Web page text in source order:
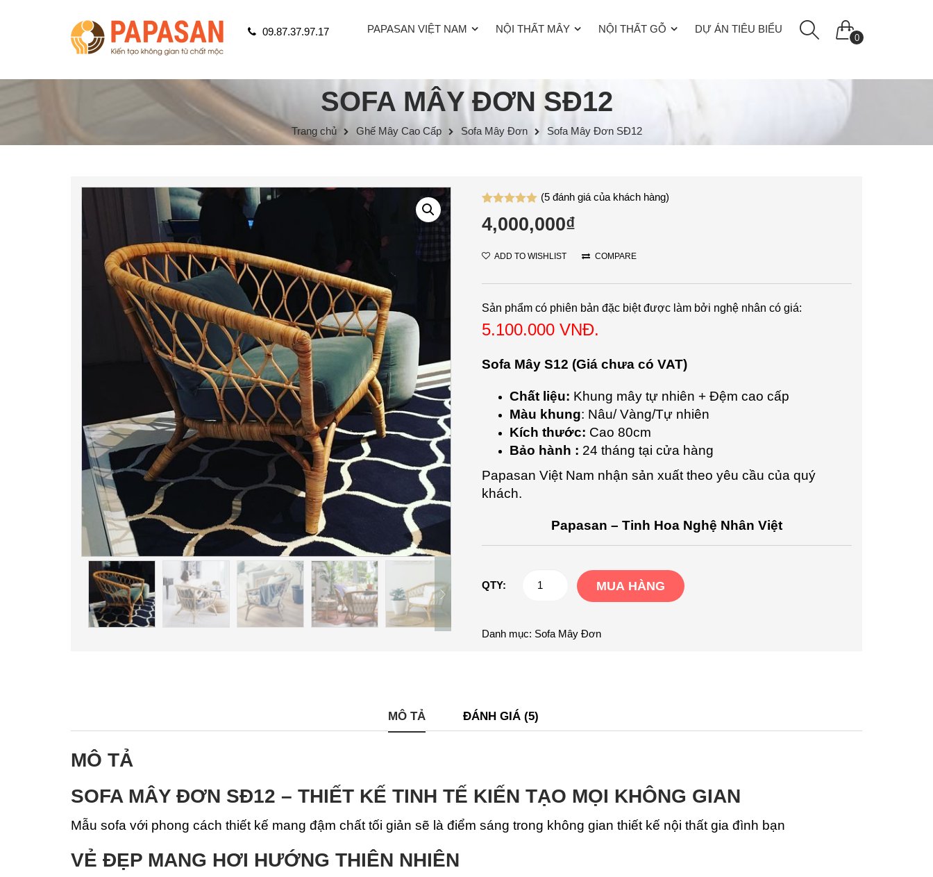
09.87.37.97.17
0
PAPASAN VIỆT NAM NỘI THẤT MÂY NỘI THẤT GỖ DỰ ÁN TIÊU BIỂU
SOFA MÂY ĐƠN SĐ12
Trang chủ Ghế Mây Cao Cấp Sofa Mây Đơn Sofa Mây Đơn SĐ12
dựa trên
đánh giá
(5 đánh giá của khách hàng)
4,000,000₫
ADD TO WISHLIST COMPARE
Sản phẩm có phiên bản đặc biệt được làm bởi nghệ nhân có giá:
5.100.000 VNĐ.
Sofa Mây S12 (Giá chưa có VAT)
Chất liệu: Khung mây tự nhiên + Đệm cao cấp
Màu khung: Nâu/ Vàng/Tự nhiên
Kích thước: Cao 80cm
Bảo hành : 24 tháng tại cửa hàng
Papasan Việt Nam nhận sản xuất theo yêu cầu của quý
khách.
Papasan – Tinh Hoa Nghệ Nhân Việt
QTY:
Sofa
MUA HÀNG
Danh mục: Sofa Mây Đơn
MÔ TẢ ĐÁNH GIÁ (5)
MÔ TẢ
SOFA MÂY ĐƠN SĐ12 – THIẾT KẾ TINH TẾ KIẾN TẠO MỌI KHÔNG GIAN
Mẫu sofa với phong cách thiết kế mang đậm chất tối giản sẽ là điểm sáng trong không gian thiết kế nội thất gia đình bạn
VẺ ĐẸP MANG HƠI HƯỚNG THIÊN NHIÊN